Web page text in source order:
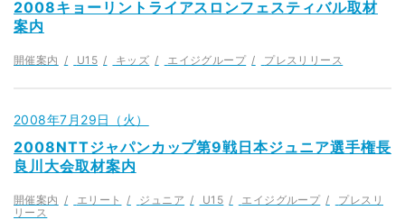
2008キョーリントライアスロンフェスティバル取材
案内
開催案内 U15 キッズ エイジグループ プレスリリース
2008年7月29日（火）
2008NTTジャパンカップ第9戦日本ジュニア選手権長
良川大会取材案内
開催案内 エリート ジュニア U15 エイジグループ
プレスリ
リース